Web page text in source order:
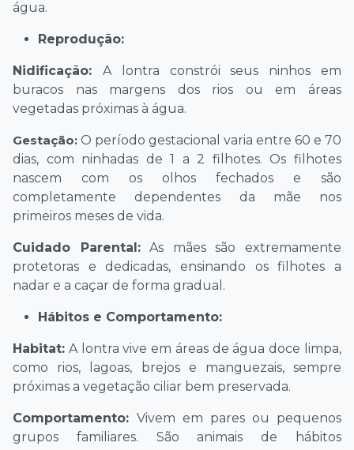
água.
Reprodução:
Nidificação: A lontra constrói seus ninhos em
buracos nas margens dos rios ou em áreas
vegetadas próximas à água.
Gestação: O período gestacional varia entre 60 e 70
dias, com ninhadas de 1 a 2 filhotes. Os filhotes
nascem com os olhos fechados e são
completamente dependentes da mãe nos
primeiros meses de vida.
Cuidado Parental:As mães são extremamente
protetoras e dedicadas, ensinando os filhotes a
nadar e a caçar de forma gradual.
Hábitos e Comportamento:
Habitat: A lontra vive em áreas de água doce limpa,
como rios, lagoas, brejos e manguezais, sempre
próximas a vegetação ciliar bem preservada.
Comportamento: Vivem em pares ou pequenos
grupos familiares. São animais de hábitos